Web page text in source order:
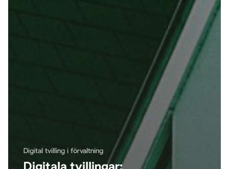
Digital tvilling i förvaltning